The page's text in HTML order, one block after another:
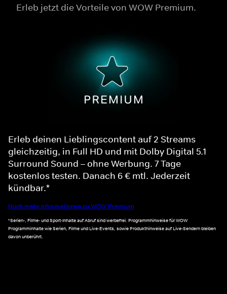
Erleb jetzt die Vorteile von WOW Premium.
Erleb deinen Lieblingscontent auf 2 Streams
gleichzeitig, in Full HD und mit Dolby Digital 5.1
Surround Sound – ohne Werbung. 7 Tage
kostenlos testen. Danach 6 € mtl. Jederzeit
kündbar.*
Noch mehr Informationen zu WOW Premium
*Serien-, Filme- und Sport-Inhalte auf Abruf sind werbefrei. Programmhinweise für WOW
Programminhalte wie Serien, Filme und Live-Events, sowie Produkthinweise auf Live-Sendern bleiben
davon unberührt.